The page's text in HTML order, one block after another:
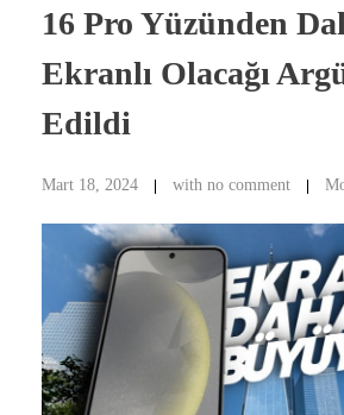
16 Pro Yüzünden
Ekranlı Olacağı
Edildi
Mart 18, 2024 with no comment